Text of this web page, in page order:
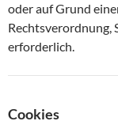
oder auf Grund
Rechtsverordnung,
erforderlich.
Cookies